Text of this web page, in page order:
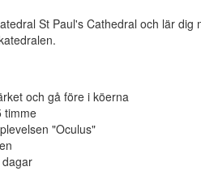
St Paul's Cathedral och lär
och gå före i köerna
timme
"Oculus"